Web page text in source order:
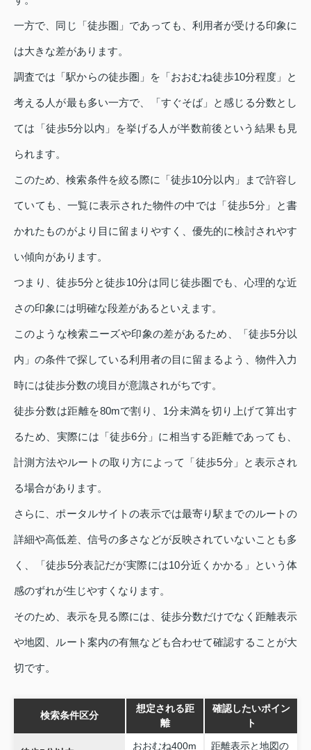
一方で、同じ「徒歩圏」であっても、利用者が受ける印象に
は大きな差があります。
調査では「駅からの徒歩圏」を「おおむね徒歩10分程度」と
考える人が最も多い一方で、「すぐそば」と感じる分数とし
ては「徒歩5分以内」を挙げる人が半数前後という結果も見
られます。
このため、検索条件を絞る際に「徒歩10分以内」まで許容し
ていても、一覧に表示された物件の中では「徒歩5分」と書
かれたものがより目に留まりやすく、優先的に検討されやす
い傾向があります。
つまり、徒歩5分と徒歩10分は同じ徒歩圏でも、心理的な近
さの印象には明確な段差があるといえます。
このような検索ニーズや印象の差があるため、「徒歩5分以
内」の条件で探している利用者の目に留まるよう、物件入力
時には徒歩分数の境目が意識されがちです。
徒歩分数は距離を80mで割り、1分未満を切り上げて算出す
るため、実際には「徒歩6分」に相当する距離であっても、
計測方法やルートの取り方によって「徒歩5分」と表示され
る場合があります。
さらに、ポータルサイトの表示では最寄り駅までのルートの
詳細や高低差、信号の多さなどが反映されていないことも多
く、「徒歩5分表記だが実際には10分近くかかる」という体
感のずれが生じやすくなります。
そのため、表示を見る際には、徒歩分数だけでなく距離表示
や地図、ルート案内の有無なども合わせて確認することが大
切です。
検索条件区分
想定される距
離
確認したいポイン
ト
おおむね400m
距離表示と地図の